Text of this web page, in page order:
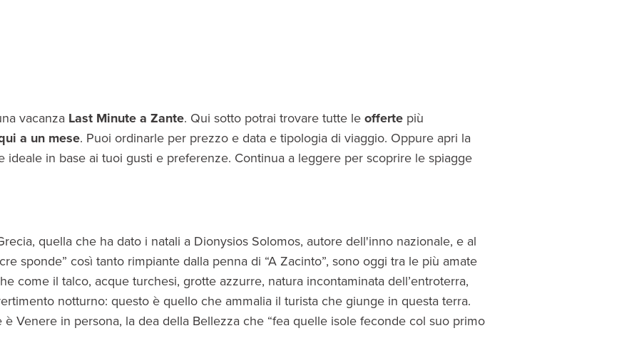
vacanza Last Minute a Zante. Qui sotto potrai trovare tutte leofferte più
a un mese. Puoi ordinarle per prezzo e data e tipologia di viaggio. Oppure apri la
ideale in base ai tuoi gusti e preferenze. Continua a leggere per scoprire le spiagge
quella che ha dato i natali a Dionysios Solomos, autore dell'inno nazionale, e al
sponde” così tanto rimpiante dalla penna di “A Zacinto”, sono oggi tra le più amate
come il talco, acque turchesi, grotte azzurre, natura incontaminata dell’entroterra,
notturno: questo è quello che ammalia il turista che giunge in questa terra.
Venere in persona, la dea della Bellezza che “fea quelle isole feconde col suo primo